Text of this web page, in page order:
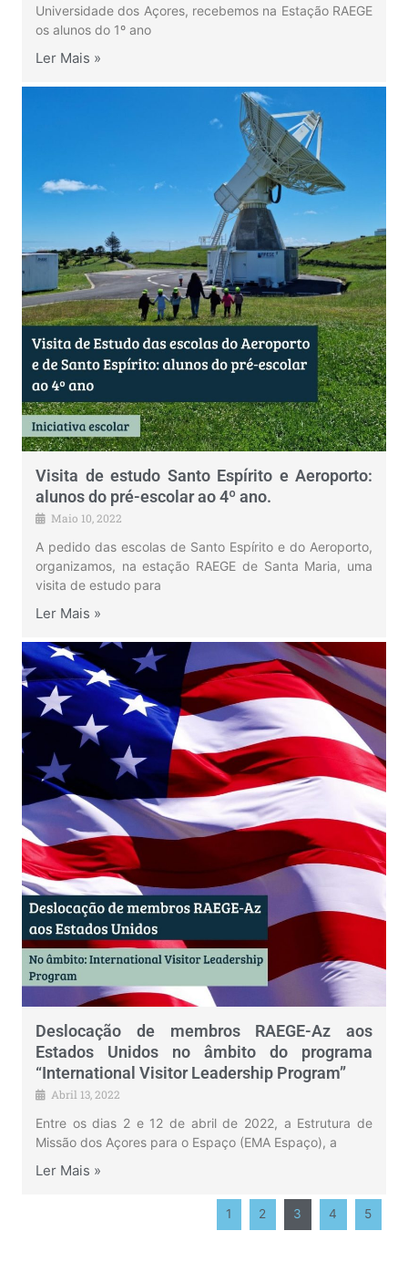
Universidade dos Açores, recebemos na Estação RAEGE
os alunos do 1º ano
Ler Mais »
Visita de estudo Santo Espírito e Aeroporto:
alunos do pré-escolar ao 4º ano.
Maio 10, 2022
A pedido das escolas de Santo Espírito e do Aeroporto,
organizamos, na estação RAEGE de Santa Maria, uma
visita de estudo para
Ler Mais »
Deslocação de membros RAEGE-Az aos
Estados Unidos no âmbito do programa
“International Visitor Leadership Program”
Abril 13, 2022
Entre os dias 2 e 12 de abril de 2022, a Estrutura de
Missão dos Açores para o Espaço (EMA Espaço), a
Ler Mais »
1 2 3 4 5